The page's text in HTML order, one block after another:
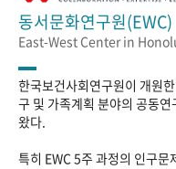
동서문화연구원(EWC)
East-West Center in
한국보건사회연구원이 개원
구 및 가족계획 분야의 공동
왔다.
특히 EWC 5주 과정의 인구